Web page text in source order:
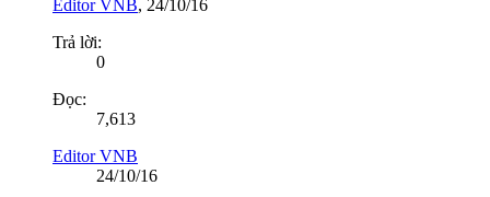
Editor VNB, 24/10/16
Trả lời:
0
Đọc:
7,613
Editor VNB
24/10/16